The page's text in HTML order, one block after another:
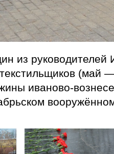
из руководителей
(май
иваново-